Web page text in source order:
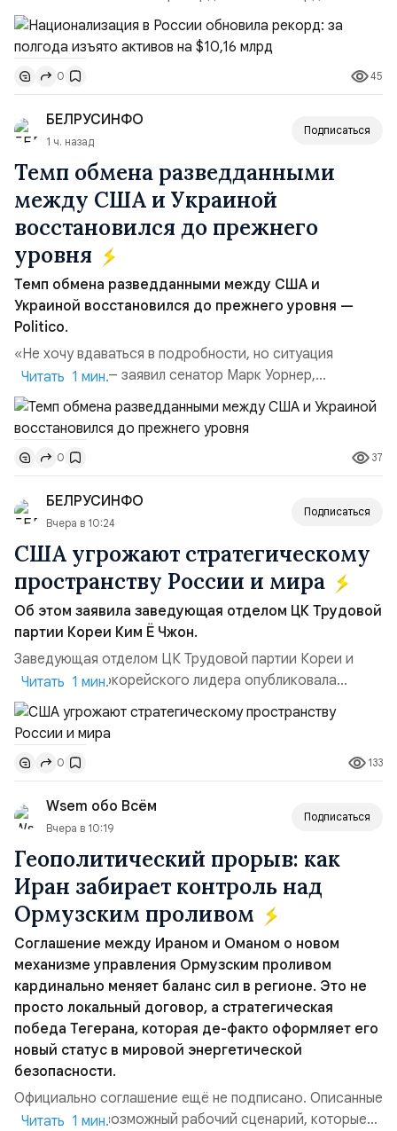
подсчитали аналитики AK&M. Это в 2,5 раза больше,
чем за аналогичный период 2025 года ($3,95 млрд).
Всего зафиксировано 15 национализационных
транзакций, которые обеспечили 42,2% денежного
объёма всего российского рынка слияний и
поглощений. Крупнейшей ...
0 45
БЕЛРУСИНФО
1 ч. назад
Подписаться
Темп обмена разведданными
между США и Украиной
восстановился до прежнего
уровня
Темп обмена разведданными между США и
Украиной восстановился до прежнего уровня —
Politico.
«Не хочу вдаваться в подробности, но ситуация
улучшилась», — заявил сенатор Марк Уорнер,
высокопоставленный член комитета по разведке,
добавив, что использование Украиной беспилотников и
ракет большой дальности позволило ей наносить
удары вглубь российской территории и укрепило её
позиции.Сотрудничество со стороны США стало
ключом к позитивному пов...
Читать 1 мин.
0 37
БЕЛРУСИНФО
Вчера в 10:24
Подписаться
США угрожают стратегическому
пространству России и мира
Об этом заявила заведующая отделом ЦК Трудовой
партии Кореи Ким Ё Чжон.
Заведующая отделом ЦК Трудовой партии Кореи и
сестра северокорейского лидера опубликовала
заявление для прессы в ответ на проведение Токио
совместных с флотом США запусков крылатых ракет
Томагавк.«Япония отбросила обманчивую видимость
„исключительно оборонительной страны“ и выносит
вопрос о собственном ядерном вооружении на
всеобщее обозрение, одновреме...
Читать 1 мин.
0 133
Wsem обо Всём
Вчера в 10:19
Подписаться
Геополитический прорыв: как
Иран забирает контроль над
Ормузским проливом
Соглашение между Ираном и Оманом о новом
механизме управления Ормузским проливом
кардинально меняет баланс сил в регионе. Это не
просто локальный договор, а стратегическая
победа Тегерана, которая де-факто оформляет его
новый статус в мировой энергетической
безопасности.
Официально соглашение ещё не подписано. Описанные
пункты — это возможный рабочий сценарий, которые
Читать 1 мин.